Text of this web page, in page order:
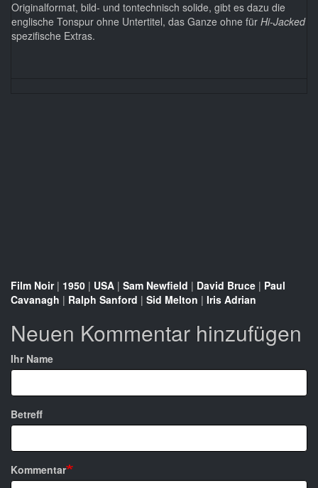
Originalformat, bild- und tontechnisch solide, gibt es dazu die
englische Tonspur ohne Untertitel, das Ganze ohne für Hi-Jacked
spezifische Extras.
Film Noir| 1950 | USA | Sam Newfield | David Bruce | Paul
Cavanagh | Ralph Sanford | Sid Melton | Iris Adrian
Neuen Kommentar hinzufügen
Ihr Name
Betreff
Kommentar